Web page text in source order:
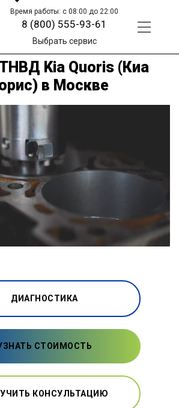
Время работы: с 08:00 до 22:00
8 (800) 555-93-61
Выбрать сервис
Kia Quoris (Киа
в Москве
ДИАГНОСТИКА
СТОИМОСТЬ
КОНСУЛЬТАЦИЮ